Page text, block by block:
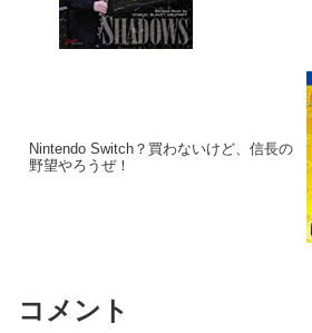
Nintendo Switch？買わないけど、信長の
野望やろうぜ！
コメント